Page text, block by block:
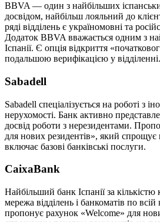
BBVA — один з найбільших
досвідом, найбільш лояльний до
ряді відділень є україномовні та
Додаток BBVA вважається одним з
Іспанії. Є опція відкриття
подальшою верифікацією у відділенні.
Sabadell
Sabadell спеціалізується на роботі з
нерухомості. Банк активно
досвід роботи з нерезидентами.
для нових резидентів», який спрощує
включає базові банківські послуги.
CaixaBank
Найбільший банк Іспанії за кількістю
мережа відділень і банкоматів по
пропонує рахунок «Welcome» для